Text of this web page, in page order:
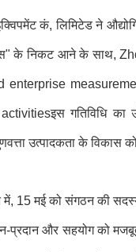
कं, लिमिटेड ने
के निकट आने के साथ,
enterprise
गतिविधि का
उत्पादकता के विकास
में, 15 मई को संगठन की
प्रदान और सहयोग को